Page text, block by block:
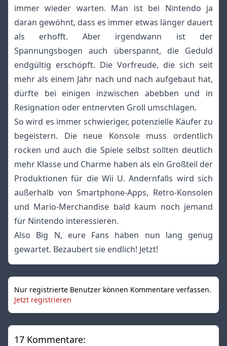
immer wieder warten. Man ist bei Nintendo ja
daran gewöhnt, dass es immer etwas länger dauert
als erhofft. Aber irgendwann ist der
Spannungsbogen auch überspannt, die Geduld
endgültig erschöpft. Die Vorfreude, die sich seit
mehr als einem Jahr nach und nach aufgebaut hat,
dürfte bei einigen inzwischen abebben und in
Resignation oder entnervten Groll umschlagen.
So wird es immer schwieriger, potenzielle Käufer zu
begeistern. Die neue Konsole muss ordentlich
rocken und auch die Spiele selbst sollten deutlich
mehr Klasse und Charme haben als ein Großteil der
Produktionen für die Wii U. Andernfalls wird sich
außerhalb von Smartphone-Apps, Retro-Konsolen
und Mario-Merchandise bald kaum noch jemand
für Nintendo interessieren.
Also Big N, eure Fans haben nun lang genug
gewartet. Bezaubert sie endlich! Jetzt!
Nur registrierte Benutzer können Kommentare verfassen.
Jetzt registrieren
17 Kommentare: